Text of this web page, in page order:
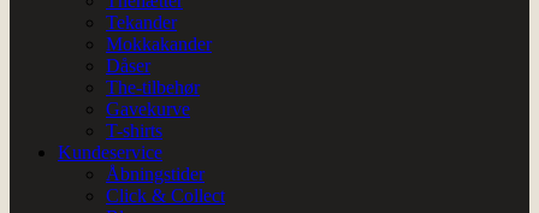
Tekander
Mokkakander
Dåser
The-tilbehør
Gavekurve
T-shirts
Kundeservice
Åbningstider
Click & Collect